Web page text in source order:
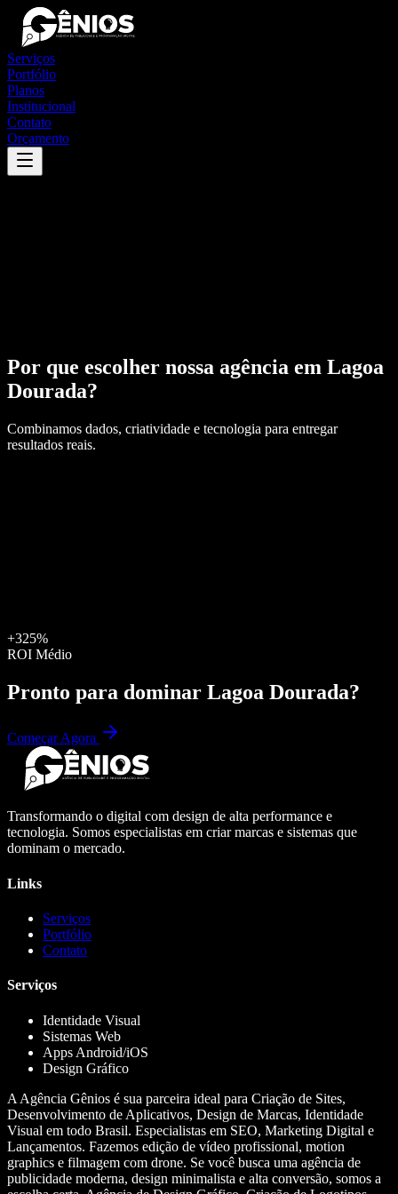
Serviços
Portfólio
Planos
Institucional
Contato
Orçamento
Por que escolher nossa agência em Lagoa
Dourada?
Combinamos dados, criatividade e tecnologia para entregar
resultados reais.
+325%
ROI Médio
Pronto para dominar Lagoa Dourada?
Começar Agora
Transformando o digital com design de alta performance e
tecnologia. Somos especialistas em criar marcas e sistemas que
dominam o mercado.
Links
Serviços
Portfólio
Contato
Serviços
Identidade Visual
Sistemas Web
Apps Android/iOS
Design Gráfico
A Agência Gênios é sua parceira ideal para Criação de Sites,
Desenvolvimento de Aplicativos, Design de Marcas, Identidade
Visual em todo Brasil. Especialistas em SEO, Marketing Digital e
Lançamentos. Fazemos edição de vídeo profissional, motion
graphics e filmagem com drone. Se você busca uma agência de
publicidade moderna, design minimalista e alta conversão, somos a